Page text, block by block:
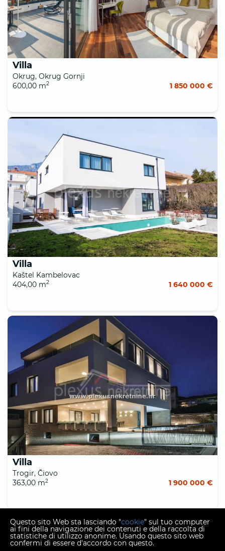
Villa
Okrug, Okrug Gornji
600,00 m2 1 850 000 €
Villa
Kaštel Kambelovac
404,00 m2 1 640 000 €
Villa
Trogir, Čiovo
363,00 m2 1 900 000 €
1
Questo sito Web sta lasciando "cookie" sul tuo computer
ai fini della navigazione dei contenuti e della raccolta di
statistiche di utilizzo anonime. Usando questo sito web
confermi di essere d'accordo con questo.